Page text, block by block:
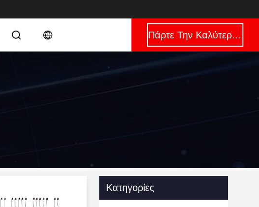
Πάρτε Την Καλύτερη Τιμή
Κατηγορίες